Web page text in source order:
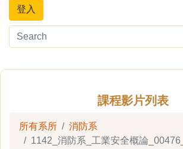
登入
課程影片列表
所有系所
消防系
1142_消防系_工業安全概論